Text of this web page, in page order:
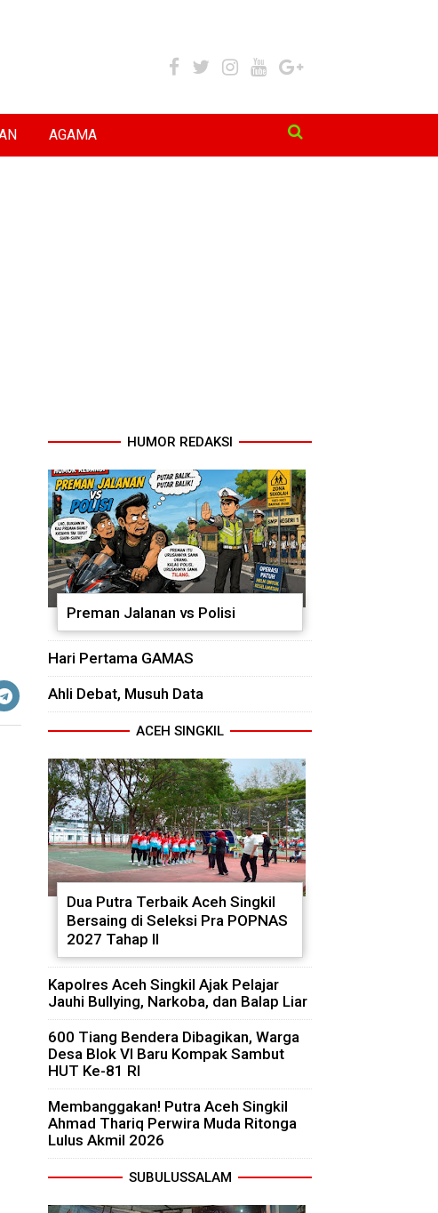
AGAMA
HUMOR REDAKSI
Preman Jalanan vs Polisi
Hari Pertama GAMAS
Ahli Debat, Musuh Data
ACEH SINGKIL
Dua Putra Terbaik Aceh Singkil
Bersaing di Seleksi Pra POPNAS
2027 Tahap II
Kapolres Aceh Singkil Ajak Pelajar
Jauhi Bullying, Narkoba, dan Balap Liar
600 Tiang Bendera Dibagikan, Warga
Desa Blok VI Baru Kompak Sambut
HUT Ke-81 RI
Membanggakan! Putra Aceh Singkil
Ahmad Thariq Perwira Muda Ritonga
Lulus Akmil 2026
SUBULUSSALAM